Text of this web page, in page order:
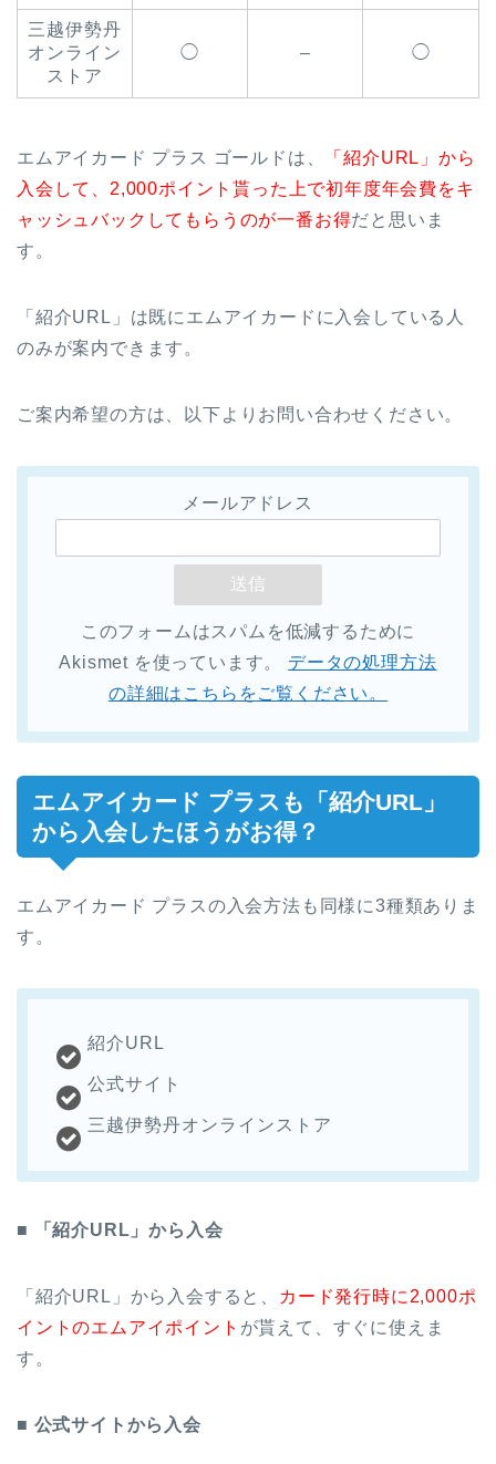
三越伊勢丹
オンライン
ストア
◯ – ◯
エムアイカード プラス ゴールドは、
「紹介URL」から
入会して、2,000ポイント貰った上で初年度年会費をキ
ャッシュバックしてもらうのが一番お得だと思いま
す。
「紹介URL」は既にエムアイカードに入会している人
のみが案内できます。
ご案内希望の方は、以下よりお問い合わせください。
メールアドレス
このフォームはスパムを低減するために
Akismet を使っています。 データの処理方法
の詳細はこちらをご覧ください。
エムアイカード プラスも「紹介URL」
から入会したほうがお得？
エムアイカード プラスの入会方法も同様に3種類ありま
す。
紹介URL
公式サイト
三越伊勢丹オンラインストア
■ 「紹介URL」から入会
「紹介URL」から入会すると、
カード発行時に2,000ポ
イントのエムアイポイント が貰えて、すぐに使えま
す。
■ 公式サイトから入会